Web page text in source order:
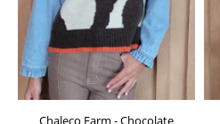
Chaleco Farm - Chocolate